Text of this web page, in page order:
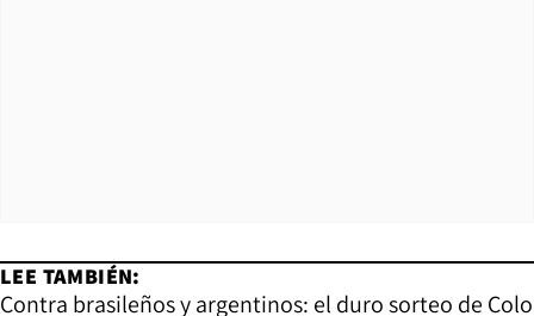
LEE TAMBIÉN:
Contra brasileños y argentinos: el duro sorteo de Colo